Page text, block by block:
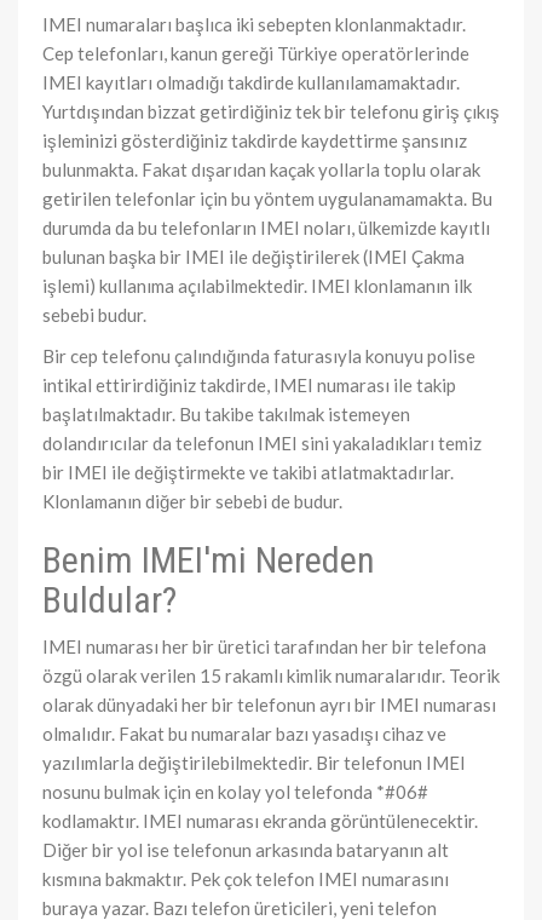
IMEI numaraları başlıca iki sebepten klonlanmaktadır.
Cep telefonları, kanun gereği Türkiye operatörlerinde
IMEI kayıtları olmadığı takdirde kullanılamamaktadır.
Yurtdışından bizzat getirdiğiniz tek bir telefonu giriş çıkış
işleminizi gösterdiğiniz takdirde kaydettirme şansınız
bulunmakta. Fakat dışarıdan kaçak yollarla toplu olarak
getirilen telefonlar için bu yöntem uygulanamamakta. Bu
durumda da bu telefonların IMEI noları, ülkemizde kayıtlı
bulunan başka bir IMEI ile değiştirilerek (IMEI Çakma
işlemi) kullanıma açılabilmektedir. IMEI klonlamanın ilk
sebebi budur.
Bir cep telefonu çalındığında faturasıyla konuyu polise
intikal ettirirdiğiniz takdirde, IMEI numarası ile takip
başlatılmaktadır. Bu takibe takılmak istemeyen
dolandırıcılar da telefonun IMEI sini yakaladıkları temiz
bir IMEI ile değiştirmekte ve takibi atlatmaktadırlar.
Klonlamanın diğer bir sebebi de budur.
Benim IMEI'mi Nereden
Buldular?
IMEI numarası her bir üretici tarafından her bir telefona
özgü olarak verilen 15 rakamlı kimlik numaralarıdır. Teorik
olarak dünyadaki her bir telefonun ayrı bir IMEI numarası
olmalıdır. Fakat bu numaralar bazı yasadışı cihaz ve
yazılımlarla değiştirilebilmektedir. Bir telefonun IMEI
nosunu bulmak için en kolay yol telefonda *#06#
kodlamaktır. IMEI numarası ekranda görüntülenecektir.
Diğer bir yol ise telefonun arkasında bataryanın alt
kısmına bakmaktır. Pek çok telefon IMEI numarasını
buraya yazar. Bazı telefon üreticileri, yeni telefon